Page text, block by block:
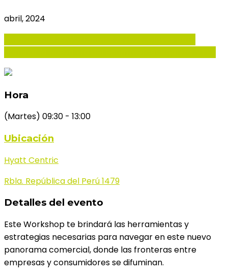
abril, 2024
Hora
(Martes) 09:30 - 13:00
Ubicación
Hyatt Centric
Rbla. República del Perú 1479
Detalles del evento
Este Workshop te brindará las herramientas y
estrategias necesarias para navegar en este nuevo
panorama comercial, donde las fronteras entre
empresas y consumidores se difuminan.